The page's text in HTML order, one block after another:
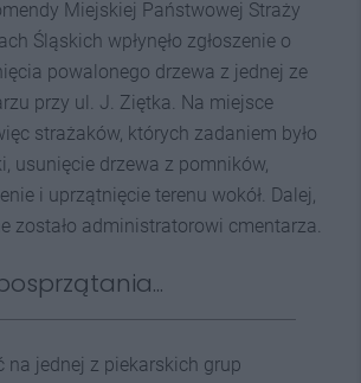
Miejskiej Państwowej Straży
Śląskich wpłynęło zgłoszenie o
powalonego drzewa z jednej ze
przy ul. J. Ziętka. Na miejsce
strażaków, których zadaniem było
usunięcie drzewa z pomników,
i uprzątnięcie terenu wokół. Dalej,
zostało administratorowi cmentarza.
na jednej z piekarskich grup